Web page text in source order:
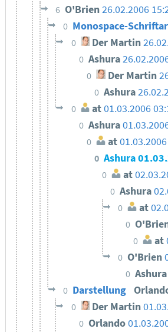
6 O'Brien26.02.2006
0 Monospace-
0 Der Martin
0 Ashura
0 Der Martin
0 Ashura
0 at01.03.2006
0 Ashura
0 at
0 Ashura
0 at
0 Ashura
0 at
0
0 at
0 O'Brien
0 Ashura
0 Darstellung
0 Der Martin
0 Orlando